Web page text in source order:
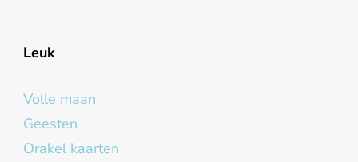
Leuk
Volle maan
Geesten
Orakel kaarten